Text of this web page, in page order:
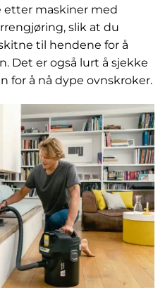
etter maskiner med
slik at du
til hendene for å
Det er også lurt å sjekke
for å nå dype ovnskroker.